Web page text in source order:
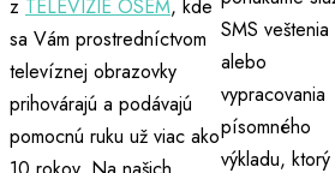
z TELEVÍZIE OSEM, kde
sa Vám prostredníctvom
televíznej obrazovky
prihovárajú a podávajú
pomocnú ruku už viac ako
SMS veštenia
alebo
vypracovania
písomného
výkladu, ktorý